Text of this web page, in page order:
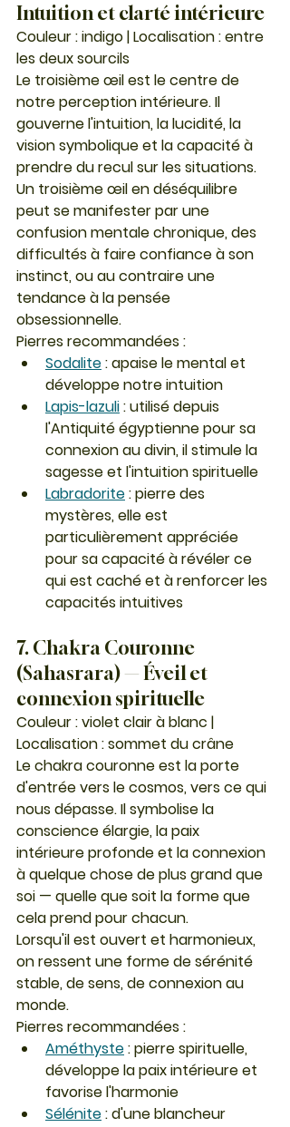
Intuition et clarté intérieure
Couleur : indigo | Localisation : entre
les deux sourcils
Le troisième œil est le centre de
notre perception intérieure. Il
gouverne l'intuition, la lucidité, la
vision symbolique et la capacité à
prendre du recul sur les situations.
Un troisième œil en déséquilibre
peut se manifester par une
confusion mentale chronique, des
difficultés à faire confiance à son
instinct, ou au contraire une
tendance à la pensée
obsessionnelle.
Pierres recommandées :
Sodalite : apaise le mental et
développe notre intuition
Lapis-lazuli : utilisé depuis
l'Antiquité égyptienne pour sa
connexion au divin, il stimule la
sagesse et l'intuition spirituelle
Labradorite : pierre des
mystères, elle est
particulièrement appréciée
pour sa capacité à révéler ce
qui est caché et à renforcer les
capacités intuitives
7. Chakra Couronne
(Sahasrara) — Éveil et
connexion spirituelle
Couleur : violet clair à blanc |
Localisation : sommet du crâne
Le chakra couronne est la porte
d'entrée vers le cosmos, vers ce qui
nous dépasse. Il symbolise la
conscience élargie, la paix
intérieure profonde et la connexion
à quelque chose de plus grand que
soi — quelle que soit la forme que
cela prend pour chacun.
Lorsqu'il est ouvert et harmonieux,
on ressent une forme de sérénité
stable, de sens, de connexion au
monde.
Pierres recommandées :
Améthyste : pierre spirituelle,
développe la paix intérieure et
favorise l'harmonie
Sélénite : d'une blancheur